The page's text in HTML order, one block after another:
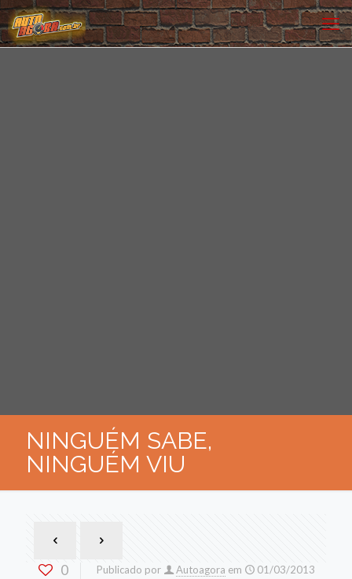
NINGUÉM SABE,
NINGUÉM VIU
0 Publicado por Autoagora em 01/03/2013